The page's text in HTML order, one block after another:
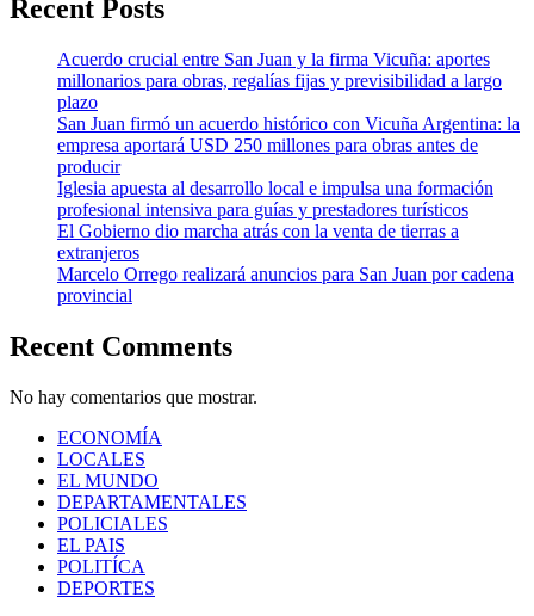
Recent Posts
Acuerdo crucial entre San Juan y la firma Vicuña: aportes
millonarios para obras, regalías fijas y previsibilidad a largo
plazo
San Juan firmó un acuerdo histórico con Vicuña Argentina: la
empresa aportará USD 250 millones para obras antes de
producir
Iglesia apuesta al desarrollo local e impulsa una formación
profesional intensiva para guías y prestadores turísticos
El Gobierno dio marcha atrás con la venta de tierras a
extranjeros
Marcelo Orrego realizará anuncios para San Juan por cadena
provincial
Recent Comments
No hay comentarios que mostrar.
ECONOMÍA
LOCALES
EL MUNDO
DEPARTAMENTALES
POLICIALES
EL PAIS
POLITÍCA
DEPORTES